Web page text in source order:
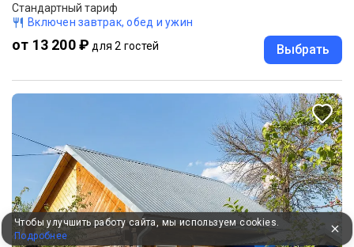
Стандартный тариф
Включен завтрак, обед и ужин
от 13 200 ₽ для 2 гостей Выбрать
Чтобы улучшить работу сайта, мы используем cookies.
Подробнее